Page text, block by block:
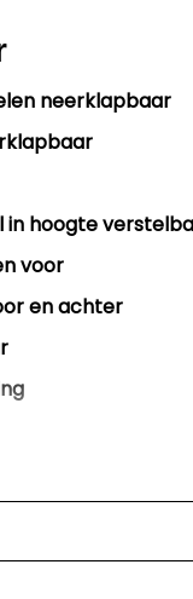
neerklapbaar
in hoogte
voor
en achter